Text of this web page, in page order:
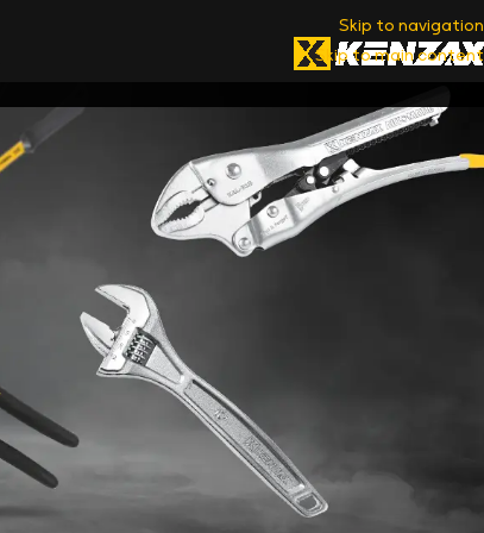
Skip to navigation
Skip to main content